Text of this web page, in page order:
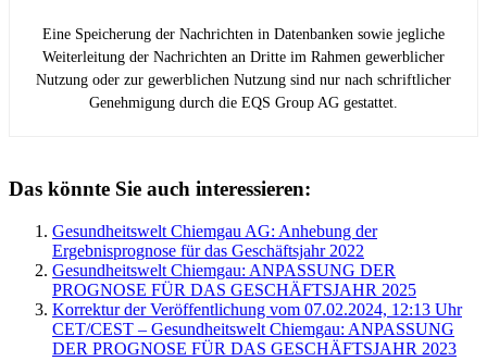
Eine Speicherung der Nachrichten in Datenbanken sowie jegliche
Weiterleitung der Nachrichten an Dritte im Rahmen gewerblicher
Nutzung oder zur gewerblichen Nutzung sind nur nach schriftlicher
Genehmigung durch die EQS Group AG gestattet.
Das könnte Sie auch interessieren:
Gesundheitswelt Chiemgau AG: Anhebung der
Ergebnisprognose für das Geschäftsjahr 2022
Gesundheitswelt Chiemgau: ANPASSUNG DER
PROGNOSE FÜR DAS GESCHÄFTSJAHR 2025
Korrektur der Veröffentlichung vom 07.02.2024, 12:13 Uhr
CET/CEST – Gesundheitswelt Chiemgau: ANPASSUNG
DER PROGNOSE FÜR DAS GESCHÄFTSJAHR 2023